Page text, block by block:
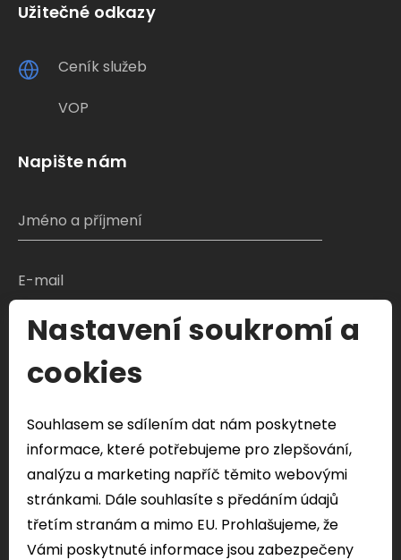
Užitečné odkazy
Ceník služeb
VOP
Napište nám
S čím Vám můžeme pomoci?
Odeslat formulář
Veškeré Vaše osobní údaje odeslány přes tento
formulář budou použity pouze k řešení vašeho
dotazu.
Nastavení soukromí a
cookies
Souhlasem se sdílením dat nám poskytnete
informace, které potřebujeme pro zlepšování,
analýzu a marketing napříč těmito webovými
stránkami. Dále souhlasíte s předáním údajů
třetím stranám a mimo EU. Prohlašujeme, že
Vámi poskytnuté informace jsou zabezpečeny